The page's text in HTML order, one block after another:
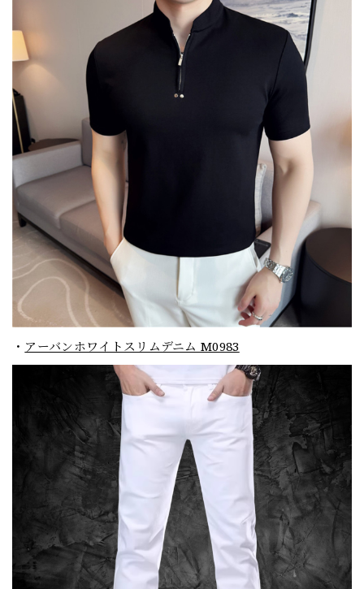
・ アーバンホワイトスリムデニム M0983